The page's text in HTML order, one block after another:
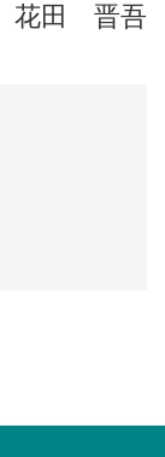
花田 晋吾